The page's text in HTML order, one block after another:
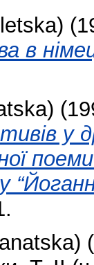
в
у